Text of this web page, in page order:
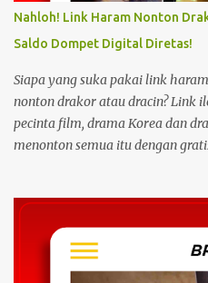
Nahloh! Link Haram Nonton
Saldo Dompet Digital Diretas!
Siapa yang suka pakai link
nonton drakor atau dracin? Link
pecinta film, drama Korea dan
menonton semua itu dengan
sepertinya harus dihentikan
film, konser, drama, atau
bisa menjadi jalan masuk
Pengalaman ini dibagikan oleh